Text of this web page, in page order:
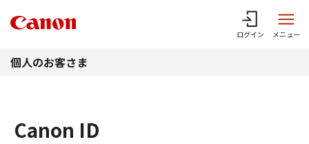
ログイン メニュー
個人のお客さま
Canon ID